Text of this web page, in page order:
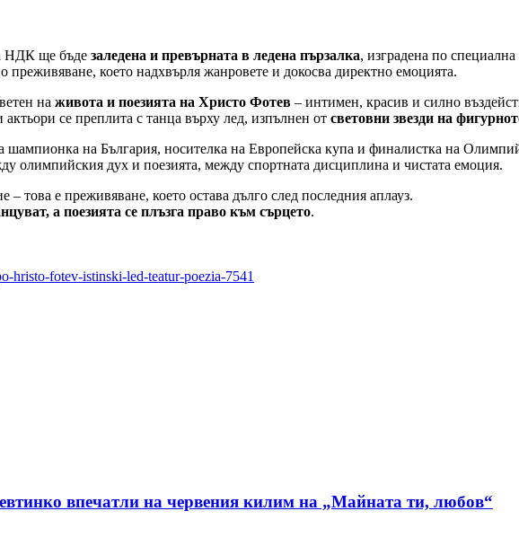
НДК ще бъде заледена и превърната в ледена пързалка, изградена по
преживяване, което надхвърля жанровете и докосва директно емоцията.
на живота и поезията на Христо Фотев – интимен, красив и силно
се преплита с танца върху лед, изпълнен от световни звезди на
шампионка на България, носителка на Европейска купа и финалистка на
олимпийския дух и поезията, между спортната дисциплина и чистата емоция.
– това е преживяване, което остава дълго след последния аплауз.
а поезията се плъзга право към сърцето.
hristo-fotev-istinski-led-teatur-poezia-7541
впечатли на червения килим на „Майната ти, любов“